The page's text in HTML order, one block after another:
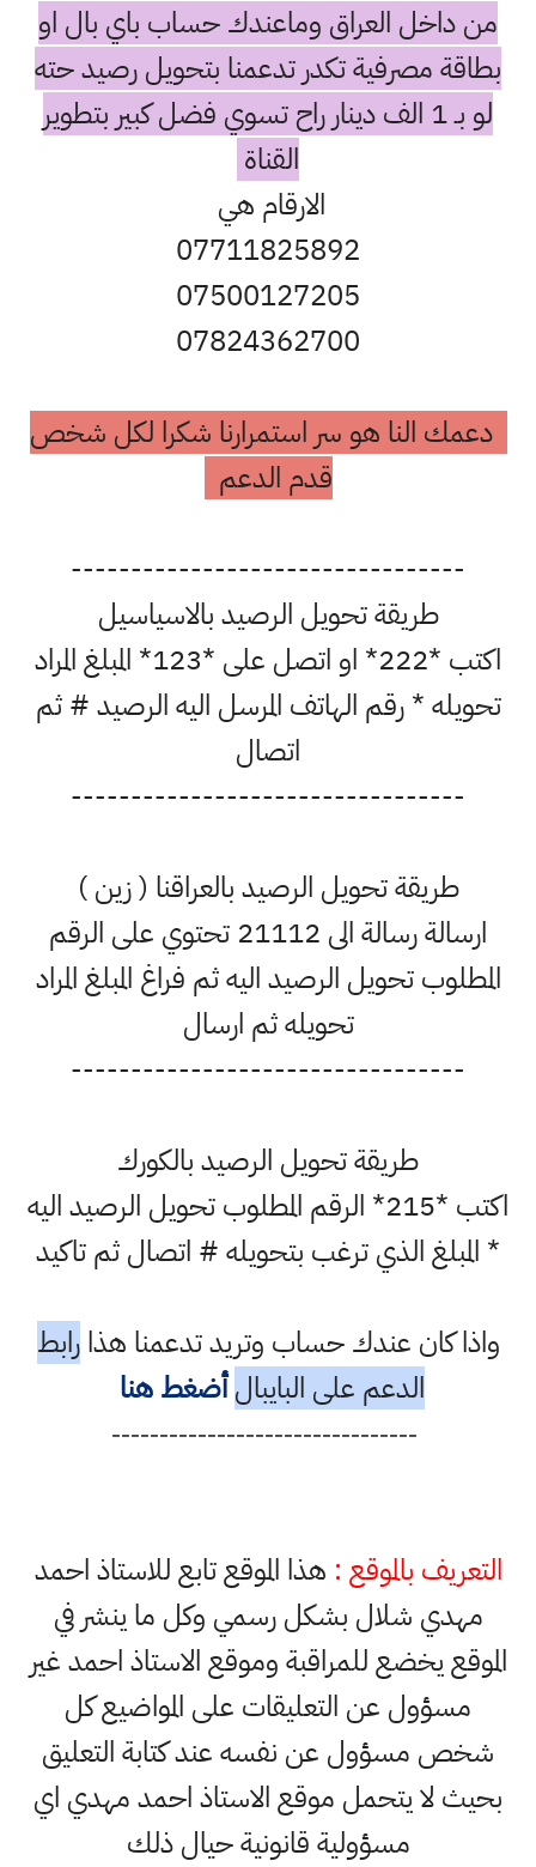
داخل العراق وماعندك حساب باي بال او
مصرفية تكدر تدعمنا بتحويل رصيد حته
لو بـ 1 الف دينار راح تسوي فضل كبير بتطوير
القناة
الارقام هي
07711825892
07500127205
07824362700
النا هو سر استمرارنا شكرا لكل شخص
قدم الدعم
---------------------------------
طريقة تحويل الرصيد بالاسياسيل
اكتب *222* او اتصل على *123* المبلغ المراد
* رقم الهاتف المرسل اليه الرصيد # ثم
اتصال
---------------------------------
طريقة تحويل الرصيد بالعراقنا ( زين )
ارسالة رسالة الى 21112 تحتوي على الرقم
تحويل الرصيد اليه ثم فراغ المبلغ المراد
تحويله ثم ارسال
---------------------------------
طريقة تحويل الرصيد بالكورك
اكتب *215* الرقم المطلوب تحويل الرصيد اليه
الذي ترغب بتحويله # اتصال ثم تاكيد
كان عندك حساب وتريد تدعمنا هذا رابط
الدعم على البايبالأضغط هنا
--------------------------------
بالموقع :هذا الموقع تابع للاستاذ احمد
مهدي شلال بشكل رسمي وكل ما ينشر في
يخضع للمراقبة وموقع الاستاذ احمد غير
مسؤول عن التعليقات على المواضيع كل
مسؤول عن نفسه عند كتابة التعليق
لا يتحمل موقع الاستاذ احمد مهدي اي
مسؤولية قانونية حيال ذلك